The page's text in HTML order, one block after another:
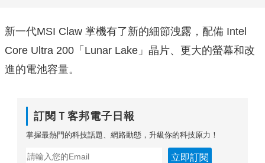
新一代MSI Claw 掌機有了新的細節洩露，配備 Intel
Core Ultra 200「Lunar Lake」晶片、更大的螢幕和改
進的電池容量。
訂閱Ｔ客邦電子日報
掌握最熱門的科技話題、網路動態，升級你的科技原力！
立即訂閱